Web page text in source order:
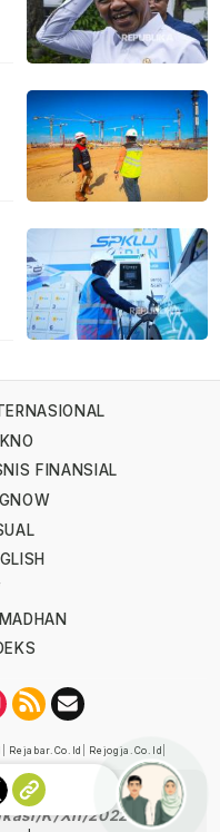
FINANSIAL
Rejabar.co.id Rejogja.co.id
Dewan Pers
K/XII/2022